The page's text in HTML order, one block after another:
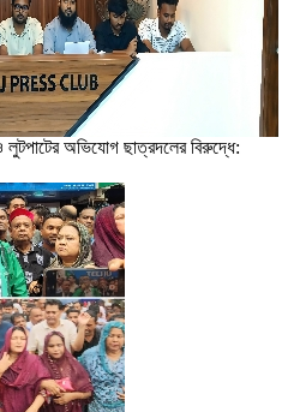
লুটপাটের অভিযোগ ছাত্রদলের বিরুদ্ধে: